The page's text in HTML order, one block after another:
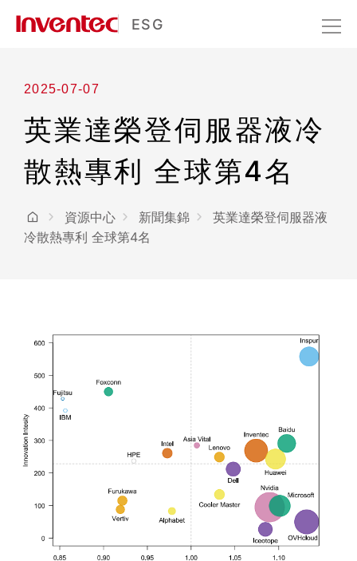
ESG
2025-07-07
英業達榮登伺服器液冷
散熱專利 全球第4名
資源中心 新聞集錦
英業達榮登伺服器液
冷散熱專利 全球第4名